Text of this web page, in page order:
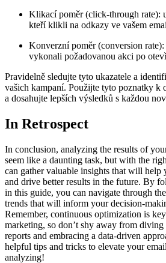
Klikací poměr (click-through rate):
kteří klikli na odkazy ve vašem
Konverzní poměr (conversion
vykonali požadovanou akci po
Pravidelně sledujte tyto ukazatele a
vašich kampaní. Použijte tyto poznatky k
a dosahujte lepších výsledků s každou
In Retrospect
In conclusion, analyzing the results of
seem like a daunting task, but with the
can gather valuable insights that will help
and drive better results in the future. By
in this guide, you can navigate through
trends that will inform your decision-
Remember, continuous optimization is
marketing, so don’t shy away from
reports and embracing a data-driven
helpful tips and tricks to elevate your
analyzing!